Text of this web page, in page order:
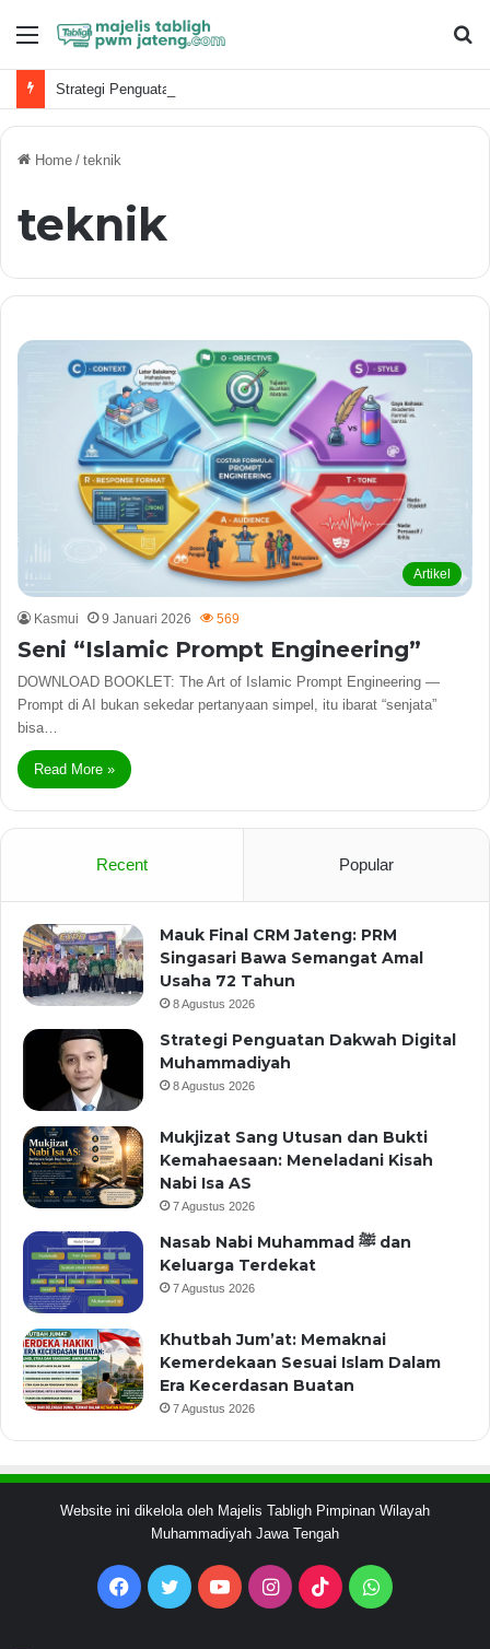
Menu
Strategi Penguatan Dakwah Digital Muhammadiyah
Home / teknik
teknik
Artikel
Kasmui 9 Januari 2026 569
Seni “Islamic Prompt Engineering”
DOWNLOAD BOOKLET: The Art of Islamic Prompt Engineering —
Prompt di AI bukan sekedar pertanyaan simpel, itu ibarat “senjata”
bisa…
Read More »
Recent Popular
Mauk Final CRM Jateng: PRM
Singasari Bawa Semangat Amal
Usaha 72 Tahun
8 Agustus 2026
Strategi Penguatan Dakwah Digital
Muhammadiyah
8 Agustus 2026
Mukjizat Sang Utusan dan Bukti
Kemahaesaan: Meneladani Kisah
Nabi Isa AS
7 Agustus 2026
Nasab Nabi Muhammad ﷺ dan
Keluarga Terdekat
7 Agustus 2026
Khutbah Jum’at: Memaknai
Kemerdekaan Sesuai Islam Dalam
Era Kecerdasan Buatan
7 Agustus 2026
Website ini dikelola oleh Majelis Tabligh Pimpinan Wilayah
Muhammadiyah Jawa Tengah
Facebook
Twitter YouTubeInstagram
TikTokWhatsApp